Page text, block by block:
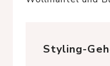
Styling-